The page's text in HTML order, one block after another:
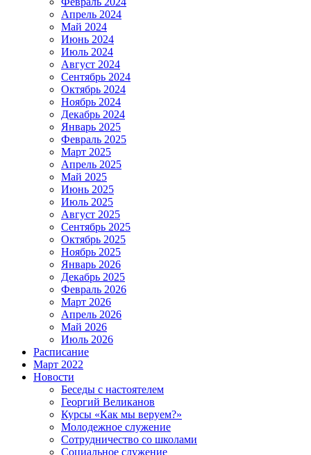
Апрель 2024
Май 2024
Июнь 2024
Июль 2024
Август 2024
Сентябрь 2024
Октябрь 2024
Ноябрь 2024
Декабрь 2024
Январь 2025
Февраль 2025
Март 2025
Апрель 2025
Май 2025
Июнь 2025
Июль 2025
Август 2025
Сентябрь 2025
Октябрь 2025
Ноябрь 2025
Январь 2026
Декабрь 2025
Февраль 2026
Март 2026
Апрель 2026
Май 2026
Июль 2026
Расписание
Март 2022
Новости
Беседы с настоятелем
Георгий Великанов
Курсы «Как мы веруем?»
Молодежное служение
Сотрудничество со школами
Социальное служение